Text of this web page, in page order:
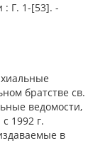
Г. 1-[53]. -
братстве св.
ведомости,
1992 г.
в